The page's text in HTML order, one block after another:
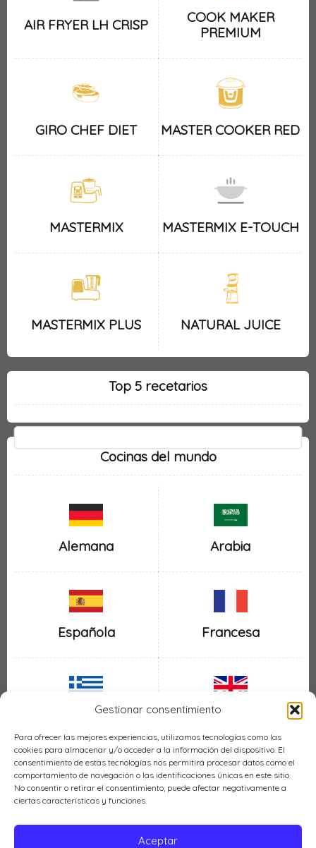
Gestionar consentimiento
Para ofrecer las mejores experiencias, utilizamos tecnologías como las
cookies para almacenar y/o acceder a la información del dispositivo. El
consentimiento de estas tecnologías nos permitirá procesar datos como el
comportamiento de navegación o las identificaciones únicas en este sitio.
No consentir o retirar el consentimiento, puede afectar negativamente a
ciertas características y funciones.
Aceptar
AIR FRYER LH CRISP
COOK MAKER
PREMIUM
GIRO CHEF DIET MASTER COOKER RED
MASTERMIX MASTERMIX E-TOUCH
MASTERMIX PLUS NATURAL JUICE
Top 5 recetarios
Cocinas del mundo
Alemana Arabia
Española Francesa
Griega Inglesa
Italiana